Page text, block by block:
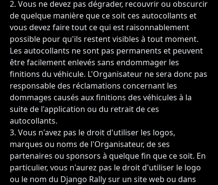
Vous ne devez pas dégrader, recouvrir ou obscurcir
de quelque manière que ce soit ces autocollants et
vous devez faire tout ce qui est raisonnablement
possible pour qu'ils restent visibles à tout moment.
Les autocollants ne sont pas permanents et peuvent
être facilement enlevés sans endommager les
finitions du véhicule. L'Organisateur ne sera donc pas
responsable des réclamations concernant les
dommages causés aux finitions des véhicules à la
suite de l'application ou du retrait de ces
autocollants.
Vous n'avez pas le droit d'utiliser les logos,
marques ou noms de l'Organisateur, de ses
partenaires ou sponsors à quelque fin que ce soit. En
particulier, vous n'aurez pas le droit d'utiliser le logo
ou le nom du Django Rally sur un site web ou dans